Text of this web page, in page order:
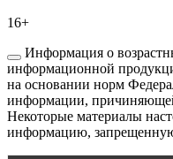
16+
Информация о
информационной
на основании норм
информации,
Некоторые материалы
информацию,